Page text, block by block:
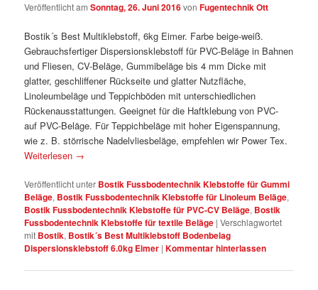
Veröffentlicht amSonntag, 26. Juni 2016vonFugentechnik Ott
Bostik´s Best Multiklebstoff, 6kg Eimer. Farbe beige-weiß.
Gebrauchsfertiger Dispersionsklebstoff für PVC-Beläge in Bahnen
und Fliesen, CV-Beläge, Gummibeläge bis 4 mm Dicke mit
glatter, geschliffener Rückseite und glatter Nutzfläche,
Linoleumbeläge und Teppichböden mit unterschiedlichen
Rückenausstattungen. Geeignet für die Haftklebung von PVC-
auf PVC-Beläge. Für Teppichbeläge mit hoher Eigenspannung,
wie z. B. störrische Nadelvliesbeläge, empfehlen wir Power Tex.
Weiterlesen →
Veröffentlicht unter Bostik Fussbodentechnik Klebstoffe für Gummi
Beläge, Bostik Fussbodentechnik Klebstoffe für Linoleum Beläge,
Bostik Fussbodentechnik Klebstoffe für PVC-CV Beläge, Bostik
Fussbodentechnik Klebstoffe für textile Beläge |Verschlagwortet
mit Bostik, Bostik´s Best Multiklebstoff Bodenbelag
Dispersionsklebstoff 6.0kg Eimer |Kommentar hinterlassen